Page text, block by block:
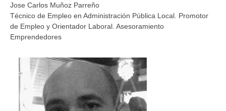
Jose Carlos Muñoz Parreño
Técnico de Empleo en Administración Pública Local. Promotor
de Empleo y Orientador Laboral. Asesoramiento
Emprendedores